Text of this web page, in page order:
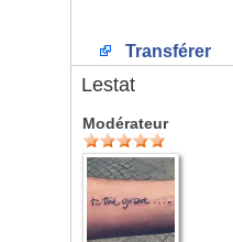
Transférer
Lestat
Modérateur